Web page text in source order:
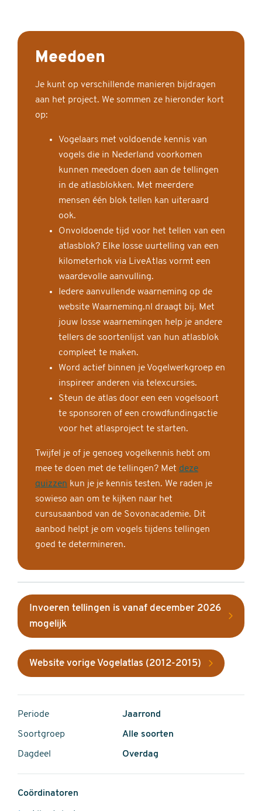
Meedoen
Je kunt op verschillende manieren bijdragen
aan het project. We sommen ze hieronder kort
op:
Vogelaars met voldoende kennis van
vogels die in Nederland voorkomen
kunnen meedoen doen aan de tellingen
in de atlasblokken. Met meerdere
mensen één blok tellen kan uiteraard
ook.
Onvoldoende tijd voor het tellen van een
atlasblok? Elke losse uurtelling van een
kilometerhok via LiveAtlas vormt een
waardevolle aanvulling.
Iedere aanvullende waarneming op de
website Waarneming.nl draagt bij. Met
jouw losse waarnemingen help je andere
tellers de soortenlijst van hun atlasblok
compleet te maken.
Word actief binnen je Vogelwerkgroep en
inspireer anderen via telexcursies.
Steun de atlas door een een vogelsoort
te sponsoren of een crowdfundingactie
voor het atlasproject te starten.
Twijfel je of je genoeg vogelkennis hebt om
mee te doen met de tellingen? Met deze
quizzen kun je je kennis testen. We raden je
sowieso aan om te kijken naar het
cursusaanbod van de Sovonacademie. Dit
aanbod helpt je om vogels tijdens tellingen
goed te determineren.
Invoeren tellingen is vanaf december 2026
mogelijk
Website vorige Vogelatlas (2012-2015)
Periode Jaarrond
Soortgroep Alle soorten
Dagdeel Overdag
Coördinatoren